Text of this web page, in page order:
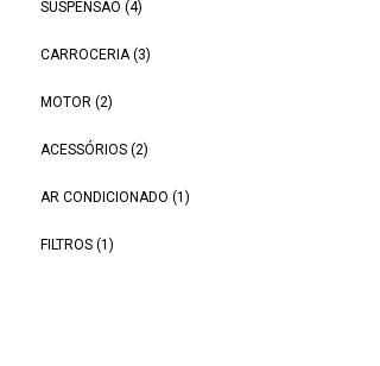
SUSPENSÃO (4)
CARROCERIA (3)
MOTOR (2)
ACESSÓRIOS (2)
AR CONDICIONADO (1)
FILTROS (1)